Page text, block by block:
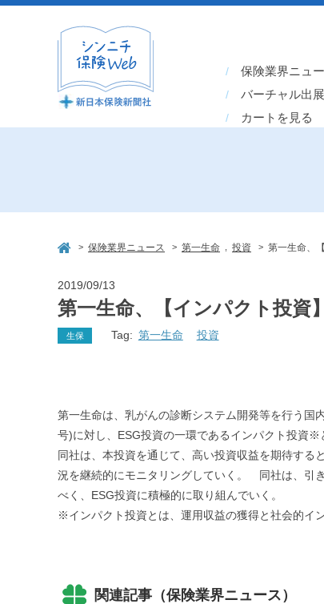
保険業界ニュ
バーチャル出
カートを見る
> 保険業界ニュース > 第一生命 投資 > 第一生命、
2019/09/13
第一生命、【インパクト投
生保 Tag: 第一生命 投資
第一生命は、乳がんの診断システム開発等を行う
号)に対し、ESG投資の一環であるインパクト投資※
同社は、本投資を通じて、高い投資収益を期待す
況を継続的にモニタリングしていく。 同社は、引
べく、ESG投資に積極的に取り組んでいく。
※インパクト投資とは、運用収益の獲得と社会的イ
関連記事（保険業界ニュース）